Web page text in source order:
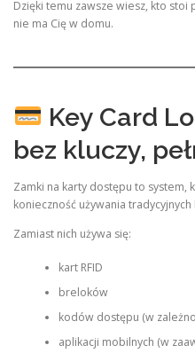
Dzięki temu zawsze wiesz, kto
nie ma Cię w domu.
Key Card
bez kluczy,
Zamki na karty dostępu to system,
konieczność używania tradycyjnych
Zamiast nich używa się:
kart RFID
breloków
kodów dostępu (w
aplikacji mobilnych (w